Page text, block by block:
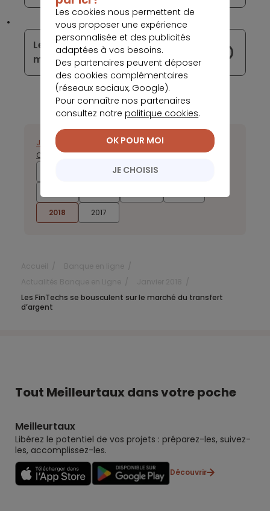
Les GAFA défient les Fintech du
marché bancaire
2024
2018
2017
Janvier Avril MaiJuinJuillet
Septembre
OctobreNovembreDécembre
Les FinTechs se bousculent sur le marché du transfert
d’argent
Tout Meilleurtaux dans votre poche
Meilleurtaux
Libérez le potentiel de vos projets : préparez-les, suivez-
les, accomplissez-les.
Découvrir
Les cookies nous permettent de
vous proposer une expérience
personnalisée et des publicités
adaptées à vos besoins.
Des partenaires peuvent déposer
des cookies complémentaires
(réseaux sociaux, Google).
Pour connaître nos partenaires
consultez notre politique cookies.
JE CHOISIS
OK POUR MOI